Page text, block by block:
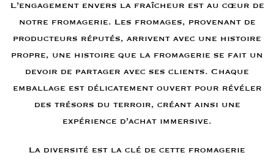
L’engagement envers la fraîcheur est au cœur de
notre fromagerie. Les fromages, provenant de
producteurs réputés, arrivent avec une histoire
propre, une histoire que la fromagerie se fait un
devoir de partager avec ses clients. Chaque
emballage est délicatement ouvert pour révéler
des trésors du terroir, créant ainsi une
expérience d’achat immersive.
La diversité est la clé de cette fromagerie